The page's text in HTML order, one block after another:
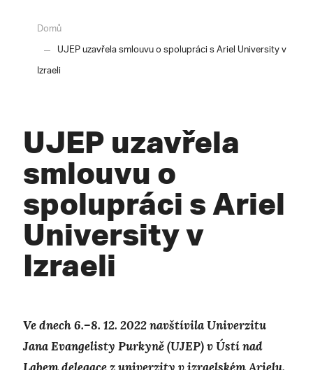
Domů
UJEP uzavřela smlouvu o spolupráci s Ariel University v
Izraeli
UJEP uzavřela
smlouvu o
spolupráci s Ariel
University v
Izraeli
Ve dnech 6.–8. 12. 2022 navštívila Univerzitu
Jana Evangelisty Purkyně (UJEP) v Ústí nad